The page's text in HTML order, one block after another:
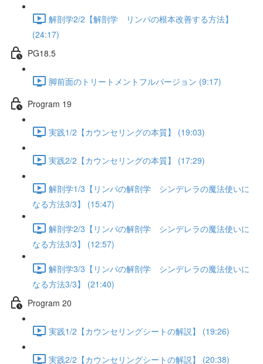
解剖学2/2【解剖学 リンパの根本改善する方法】
(24:17)
PG18.5
脚前面のトリートメントフルバージョン (9:17)
Program 19
実践1/2【カウンセリングの本質】 (19:03)
実践2/2【カウンセリングの本質】 (17:29)
解剖学1/3【リンパの解剖学 シンデレラの魔法使いに
なる方法3/3】 (15:47)
解剖学2/3【リンパの解剖学 シンデレラの魔法使いに
なる方法3/3】 (12:57)
解剖学3/3【リンパの解剖学 シンデレラの魔法使いに
なる方法3/3】 (21:40)
Program 20
実践1/2【カウンセリングシートの解説】 (19:26)
実践2/2【カウンセリングシートの解説】 (20:38)